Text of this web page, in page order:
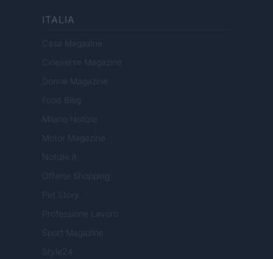
ITALIA
Casa Magazine
Cineverse Magazine
Donne Magazine
Food Blog
Milano Notizie
Motor Magazine
Notizie.it
Offerte Shopping
Pet Story
Professione Lavoro
Sport Magazine
Style24